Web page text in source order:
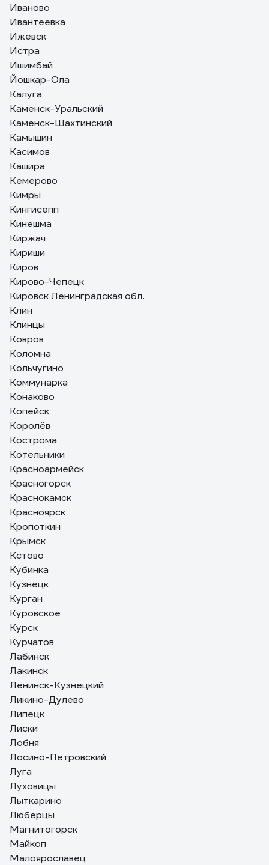
Иваново
Ивантеевка
Ижевск
Истра
Ишимбай
Йошкар-Ола
Калуга
Каменск-Уральский
Каменск-Шахтинский
Камышин
Касимов
Кашира
Кемерово
Кимры
Кингисепп
Кинешма
Киржач
Кириши
Киров
Кирово-Чепецк
Кировск Ленинградская обл.
Клин
Клинцы
Ковров
Коломна
Кольчугино
Коммунарка
Конаково
Копейск
Королёв
Кострома
Котельники
Красноармейск
Красногорск
Краснокамск
Красноярск
Кропоткин
Крымск
Кстово
Кубинка
Кузнецк
Курган
Куровское
Курск
Курчатов
Лабинск
Лакинск
Ленинск-Кузнецкий
Ликино-Дулево
Липецк
Лиски
Лобня
Лосино-Петровский
Луга
Луховицы
Лыткарино
Люберцы
Магнитогорск
Майкоп
Малоярославец